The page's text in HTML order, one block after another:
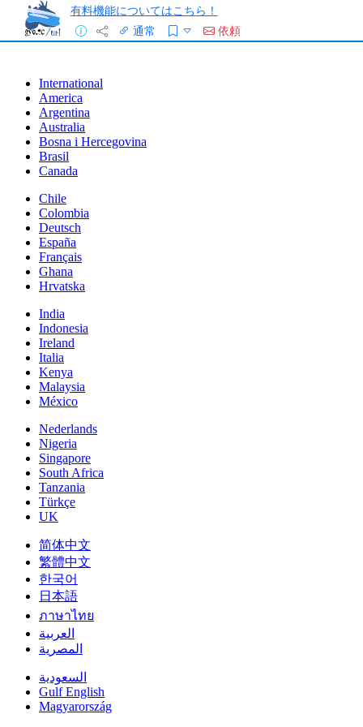
有料機能についてはこちら！
通常
依頼